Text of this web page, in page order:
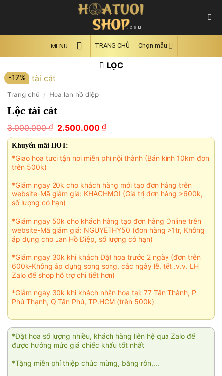
MENU TRANG CHỦ Chọn mẫu
LỌC
-17%
Trang chủ / Hoa lan hồ điệp
Lộc tài cát
3.000.000₫ Giá
gốc
là:
3.000.000 ₫.
2.500.000 ₫Giá
hiện
2.500.000 ₫.
Khuyến mãi HOT:
*Giao hoa tươi tận nơi miễn phí nội thành (Bán kính 10km đơn
trên 500k)
*Giảm ngay 20k cho khách hàng mới tạo đơn hàng trên
website-Mã giảm giá: KHACHMOI (Giá trị đơn hàng >600k,
số lượng có hạn)
*Giảm ngay 50k cho khách hàng tạo đơn hàng Online trên
website-Mã giảm giá: NGUYETHY50 (đơn hàng >1tr, Không
áp dụng cho Lan Hồ Điệp, số lượng có hạn)
*Giảm ngay 30k khi khách Đặt hoa trước 2 ngày (đơn trên
600k-Không áp dụng song song, các ngày lễ, tết .v.v. LH
Zalo để shop hỗ trợ chi tiết hơn)
*Giảm ngay 30k khi khách nhận hoa tại: 77 Tân Thành, P
Phú Thạnh, Q Tân Phú, TP.HCM (trên 500k)
*Đặt hoa số lượng nhiều, khách hàng liên hệ qua Zalo để
được hưởng mức giá chiếc khấu tốt nhất
*Tặng miễn phí thiệp chúc mừng, băng rôn,...